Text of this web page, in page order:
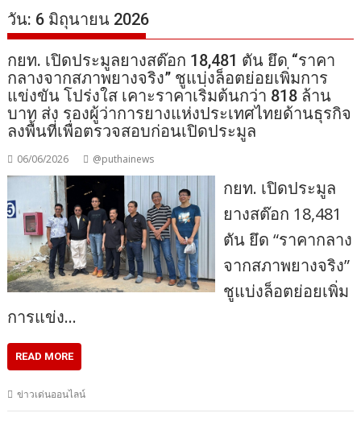
วัน: 6 มิถุนายน 2026
กยท. เปิดประมูลยางสต๊อก 18,481 ตัน ยึด “ราคา
กลางจากสภาพยางจริง” ชูแบ่งล็อตย่อยเพิ่มการ
แข่งขัน โปร่งใส เคาะราคาเริ่มต้นกว่า 818 ล้าน
บาท ส่ง รองผู้ว่าการยางแห่งประเทศไทยด้านธุรกิจ
ลงพื้นที่เพื่อตรวจสอบก่อนเปิดประมูล
06/06/2026 @puthainews
กยท. เปิดประมูล
ยางสต๊อก 18,481
ตัน ยึด “ราคากลาง
จากสภาพยางจริง”
ชูแบ่งล็อตย่อยเพิ่ม
การแข่ง…
READ MORE
ข่าวเด่นออนไลน์